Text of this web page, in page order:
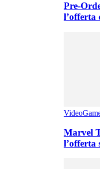
Pre-
l’offerta
Marvel